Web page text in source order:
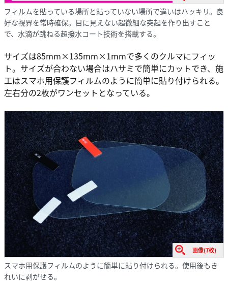
フィルムを貼っている場所と貼っていない場所で違いはハッキリ。良
好な視界を常時確保。目に見えない超微細な突起を作り出すこと
で、水滴が跳ねる超撥水コート技術を搭載する。
サイズは85mm×135mm×1mmで多くのクルマにフィッ
ト。サイズが合わない場合はハサミで簡単にカットでき、施
工はスマホ用保護フィルムのように簡単に貼り付けられる。
左右分の2枚がワンセットとなっている。
画像(7枚)
スマホ用保護フィルムのように簡単に貼り付けられる。使用後もき
れいに剥がせる。